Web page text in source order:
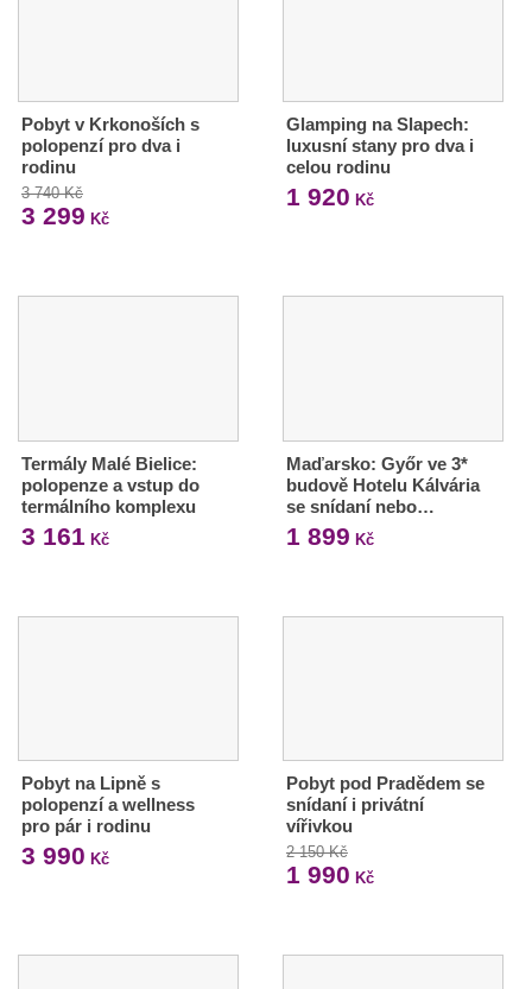
Pobyt v Krkonoších s
polopenzí pro dva i
rodinu
3 740 Kč
3 299 Kč
Glamping na Slapech:
luxusní stany pro dva i
celou rodinu
1 920 Kč
Termály Malé Bielice:
polopenze a vstup do
termálního komplexu
3 161 Kč
Maďarsko: Győr ve 3*
budově Hotelu Kálvária
se snídaní nebo…
1 899 Kč
Pobyt na Lipně s
polopenzí a wellness
pro pár i rodinu
3 990 Kč
Pobyt pod Pradědem se
snídaní i privátní
vířivkou
2 150 Kč
1 990 Kč